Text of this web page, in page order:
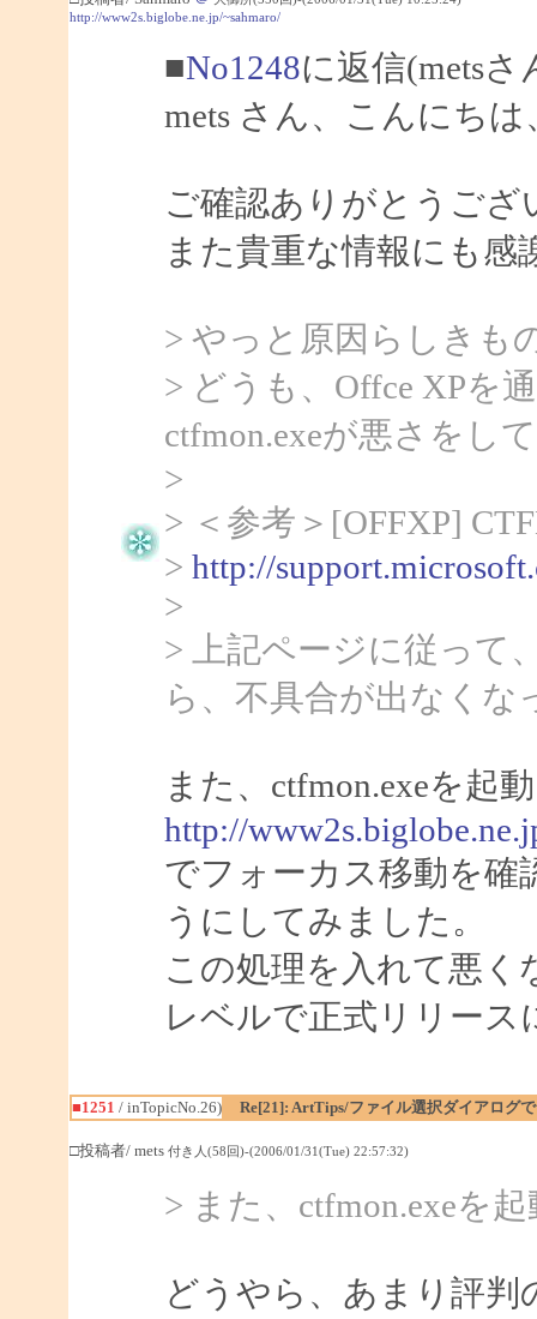
http://www2s.biglobe.ne.jp/~sahmaro/
■No1248に返信(metsさ
mets さん、こんにちは
ご確認ありがとうござ
また貴重な情報にも感
> やっと原因らしきも
> どうも、Offce XPを
ctfmon.exeが悪さをし
>
> ＜参考＞[OFFXP]
> http://
>
> 上記ページに従って
ら、不具合が出なくな
また、ctfmon.exeを起
http://
でフォーカス移動を確
うにしてみました。
この処理を入れて悪
レベルで正式リリー
■1251 / inTopicNo.26) Re[21]: ArtTips/ファイル選択ダイアログ
□投稿者/ mets 付き人(58回)-(2006/01/31(Tue) 22:57:32)
> また、ctfmon.exeを
どうやら、あまり評